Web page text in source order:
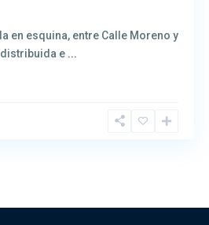
en esquina, entre Calle Moreno y
e ...